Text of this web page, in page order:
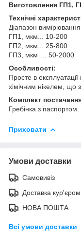
Виготовлення ГП1,
Технічні
Діапазон
ГП1, мкм... 10-200
ГП2, мкм... 25-800
ГП3, мкм … 50-2000
Особливості:
Просте в експлуатації
хімічним нікелем, що
Комплект
Гребінка з паспортом.
Приховати
Умови доставки
Самовивіз
Доставка кур'єром
НОВА ПОШТА
Всі умови доставки